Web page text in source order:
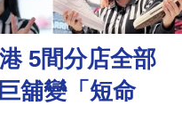
5間分店全部
舖變「短命